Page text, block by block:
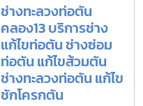
ช่างทะลวงท่อตัน
คลอง13 บริการช่าง
แก้ไขท่อตัน ช่างซ่อม
ท่อตัน แก้ไขส้วมตัน
ช่างทะลวงท่อตัน แก้ไข
ชักโครกตัน